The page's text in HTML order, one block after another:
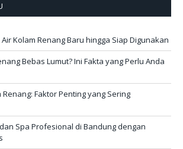
Kolam Renang Baru hingga Siap Digunakan
Bebas Lumut? Ini Fakta yang Perlu Anda
Faktor Penting yang Sering
Spa Profesional di Bandung dengan